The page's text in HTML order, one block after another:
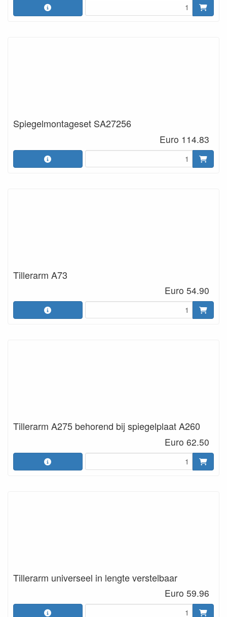
Spiegelmontageset SA27256
Euro 114.83
Tillerarm A73
Euro 54.90
Tillerarm A275 behorend bij spiegelplaat A260
Euro 62.50
Tillerarm universeel in lengte verstelbaar
Euro 59.96